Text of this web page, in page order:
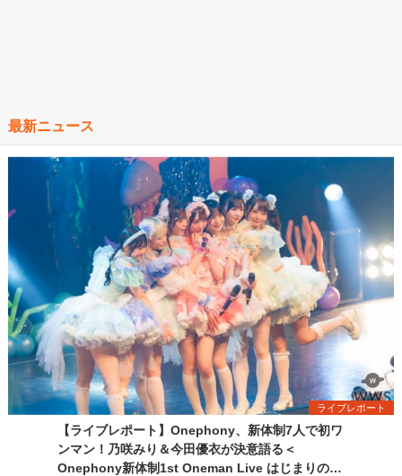
最新ニュース
ライブレポート
【ライブレポート】Onephony、新体制7人で初ワ
ンマン！乃咲みり＆今田優衣が決意語る＜
Onephony新体制1st Oneman Live はじまりの夏